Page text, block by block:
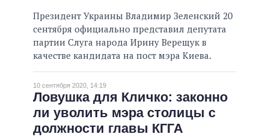
Президент Украины Владимир Зеленский 20
сентября официально представил депутата
партии Слуга народа Ирину Верещук в
качестве кандидата на пост мэра Киева.
10 сентября 2020, 14:19
Ловушка для Кличко: законно
ли уволить мэра столицы с
должности главы КГГА